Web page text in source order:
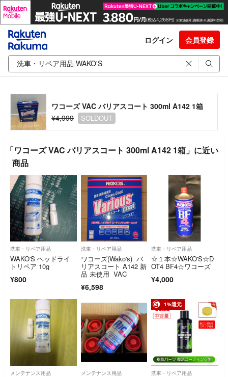
ログイン 会員登録
ワコーズ VAC バリアスコート 300ml A142 1箱
¥4,999
SOLDOUT
「ワコーズ VAC バリアスコート 300ml A142 1箱」に近い
商品
洗車・リペア用品
WAKO'S ヘッドライ
トリペア 10g
¥800
洗車・リペア用品
ワコーズ(Wako's) バ
リアスコート A142 新
品 未使用 VAC
¥6,598
洗車・リペア用品
☆１本☆WAKO'S☆D
OT4 BF4☆ワコーズ
¥4,000
メンテナンス用品 メンテナンス用品
1%還元
洗車・リペア用品